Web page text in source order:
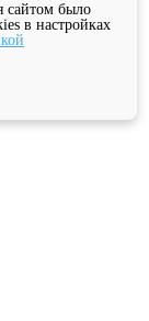
сайтом было
в настройках